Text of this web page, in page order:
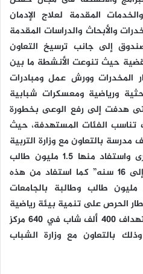
المقدمة لعلاج الإدمان
والأبحاث والدراسات المقدمة
إلى جانب ترسيخ التعاون
حيث تنوعت الأنشطة ما بين
المخدرات وورش عمل ومبادرات
ورياضية ومعسكرات شبابية
هدفت إلى رفع الوعى بخطورة
تناسب الفئات المستهدفة، حيث
ما يقرب من 10 آلاف مدرسة بالتعاون مع وزارة التربية
والتعليم وكذلك التعليم الأزهرى واستفاد منها 1.5 مليون طالب
وطالبة بفئات عمرية من” 10 إلى 16 سنه” كما استفاد من هذه
طالب وطالبة بالجامعات
الحرص على تنمية بيئة رياضية
رافضة لثقافة المخدرات تم استهداف 400 ألف شاب في 640 مركز
بالتعاون مع وزارة الشباب